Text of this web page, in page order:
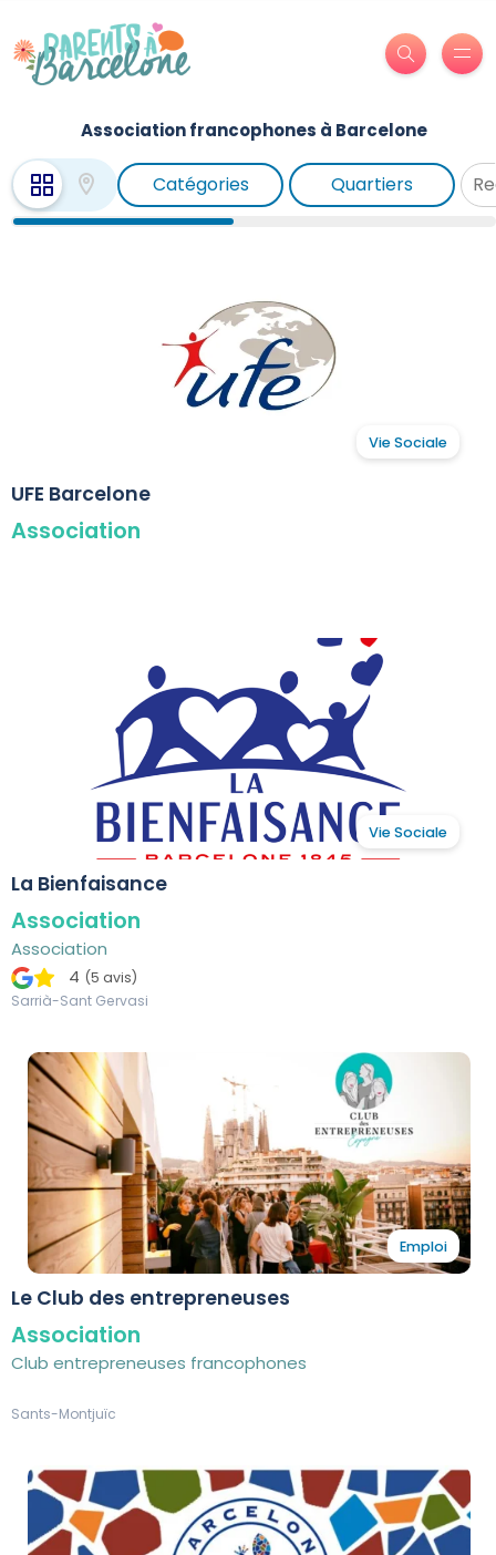
Association francophones à Barcelone
Catégories Quartiers
Vie Sociale
UFE Barcelone
Association
Vie Sociale
La Bienfaisance
Association
Association
4 (5 avis)
Sarrià-Sant Gervasi
Emploi
Le Club des entrepreneuses
Association
Club entrepreneuses francophones
Sants-Montjuïc